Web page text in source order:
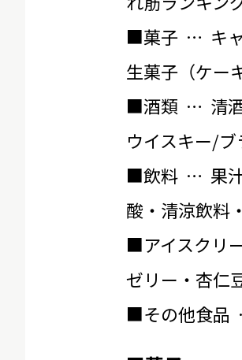
■菓子 … キャ
生菓子（ケー
■酒類 … 清酒
ウイスキー/
■飲料 … 果汁
酸・清涼飲料
■アイスクリ
ゼリー・杏仁
■その他食品